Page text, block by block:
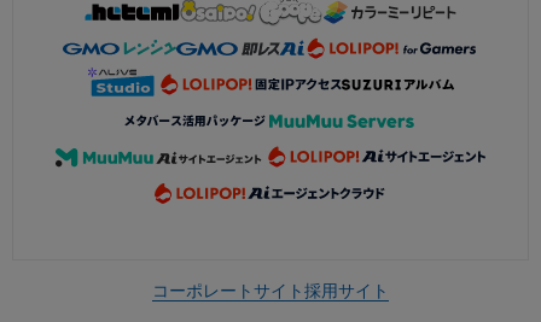
コーポレートサイト採用サイト